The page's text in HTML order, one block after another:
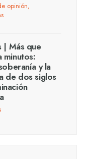
opinión,
| Más que
minutos:
y la
de dos siglos